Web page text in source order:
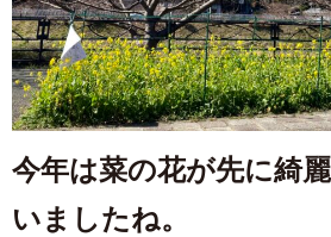
今年は菜の花が先に綺
いましたね。